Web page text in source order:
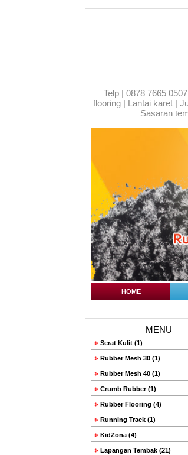
Telp | 0878 7665
flooring | Lantai karet |
Sasaran
HOME
MENU
Serat Kulit (1)
Rubber Mesh 30 (1)
Rubber Mesh 40 (1)
Crumb Rubber (1)
Rubber Flooring (4)
Running Track (1)
KidZona (4)
Lapangan Tembak (21)